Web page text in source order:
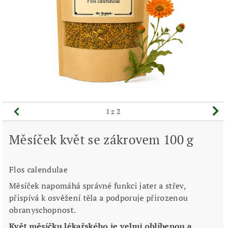
1 z 2
Měsíček květ se zákrovem 100 g
Flos calendulae
Měsíček napomáhá správné funkci jater a střev,
přispívá k osvěžení těla a podporuje přirozenou
obranyschopnost.
Květ měsíčku lékařského je velmi oblíbenou a